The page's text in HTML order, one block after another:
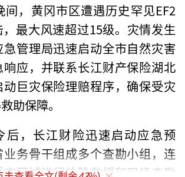
间，黄冈市区遭遇历史罕见EF2
最大风速超过15级。灾情发生
管理局迅速启动全市自然灾害
应，并联系长江财产保险湖北
巨灾保险理赔程序，确保受灾
助保障。
后，长江财险迅速启动应急预
务骨干组成多个查勘小组，连
区域进行抢险救援和现场查勘